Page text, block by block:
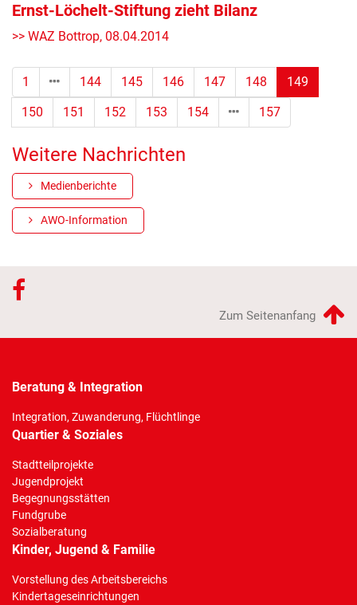
Ernst-Löchelt-Stiftung zieht Bilanz
>> WAZ Bottrop, 08.04.2014
1 144 145 146 147 148 149
150 151 152 153 154 157
Weitere Nachrichten
Medienberichte
AWO-Information
Zum Seitenanfang
Beratung & Integration
Integration, Zuwanderung, Flüchtlinge
Quartier & Soziales
Stadtteilprojekte
Jugendprojekt
Begegnungsstätten
Fundgrube
Sozialberatung
Kinder, Jugend & Familie
Vorstellung des Arbeitsbereichs
Kindertageseinrichtungen